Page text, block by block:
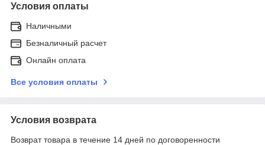
Условия оплаты
Наличными
Безналичный расчет
Онлайн оплата
Все условия оплаты
Условия возврата
Возврат товара в течение 14 дней по договоренности